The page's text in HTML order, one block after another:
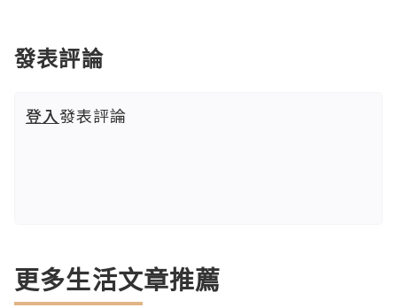
發表評論
登入發表評論
更多生活文章推薦